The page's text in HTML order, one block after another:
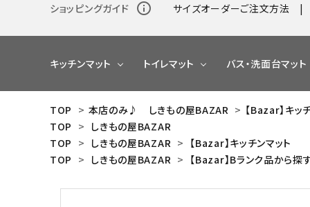
ショッピングガイド info_outline サイズオーダーご注文方法
キッチンマット
NEW
トイレマット
NEW
NEW
バス・洗面台マット
TOP > 本店のみ♪ しきもの屋BAZAR > 【Bazar】キッ
TOP > しきもの屋BAZAR
TOP > しきもの屋BAZAR > 【Bazar】キッチンマット
TOP > しきもの屋BAZAR > 【Bazar】Bランク品から探